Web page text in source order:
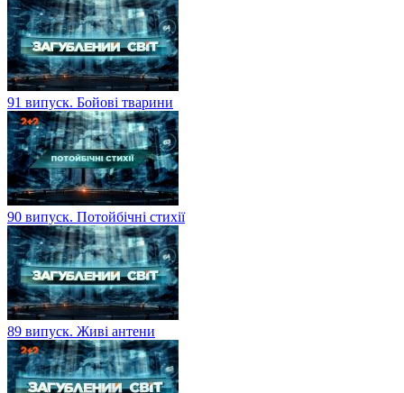
91 випуск. Бойові тварини
90 випуск. Потойбічні стихії
89 випуск. Живі антени